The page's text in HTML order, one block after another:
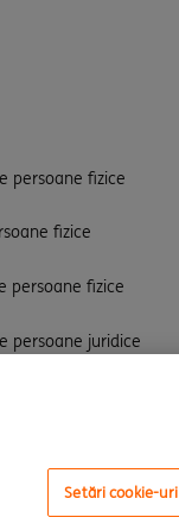
persoane fizice
fizice
persoane fizice
persoane juridice
juridice
Setări cookie-uri